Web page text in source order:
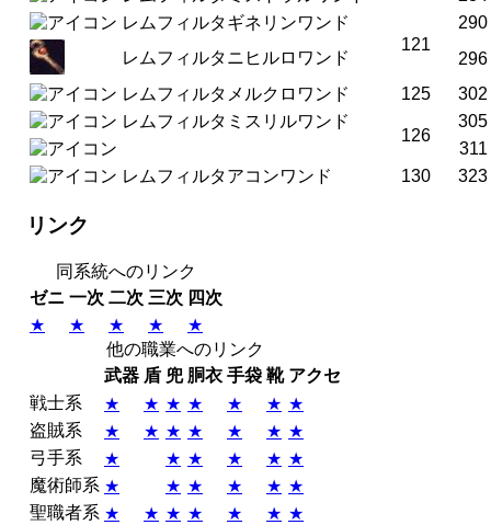
レムフィルタギネリンワンド
121
290
レムフィルタニヒルロワンド
296
レムフィルタメルクロワンド
125
302
レムフィルタミスリルワンド
126
305
311
レムフィルタアコンワンド
130 323
リンク
同系統へのリンク
ゼニ 一次 二次 三次 四次
★
★ ★ ★
★
他の職業へのリンク
武器 盾 兜 胴衣 手袋 靴 アクセ
戦士系
★ ★ ★ ★ ★ ★ ★
盗賊系
★ ★ ★ ★ ★ ★ ★
弓手系
★ ★ ★ ★ ★ ★
魔術師系 ★ ★ ★ ★ ★ ★
聖職者系 ★ ★ ★ ★ ★ ★ ★